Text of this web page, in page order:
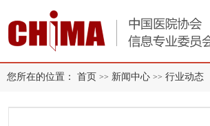
您所在的位置： 首页 >> 新闻中心 >> 行业动态